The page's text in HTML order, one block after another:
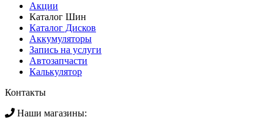
Акции
Каталог Шин
Каталог Дисков
Аккумуляторы
Запись на услуги
Автозапчасти
Калькулятор
Контакты
Наши магазины: